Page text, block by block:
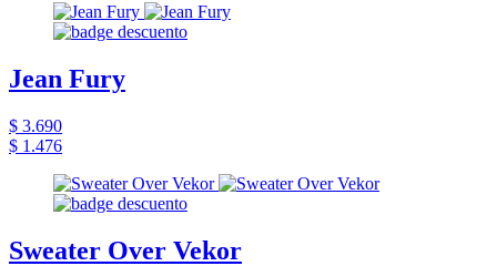
Jean Fury
$ 3.690
$ 1.476
Sweater Over Vekor